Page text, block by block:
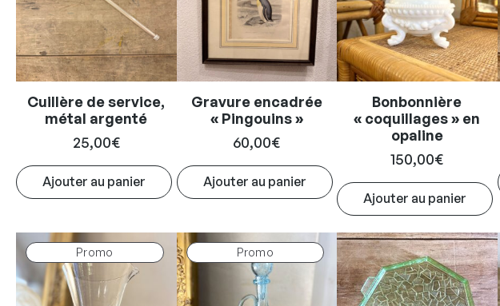
Cuillère de service,
métal argenté
25,00€
Ajouter au panier
Gravure encadrée
« Pingouins »
60,00€
Ajouter au panier
Bonbonnière
« coquillages » en
opaline
150,00€
Ajouter au panier
Promo
en
promotion
Promo
en